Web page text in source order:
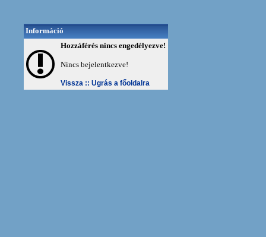
Információ
Hozzáférés nincs engedélyezve!
Nincs bejelentkezve!
Vissza :: Ugrás a főoldalra